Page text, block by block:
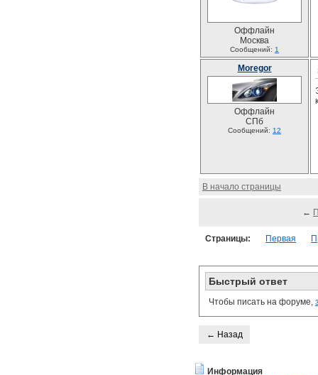
Оффлайн
Москва
Сообщений: 1
Moregor
Оффлайн
СПб
Сообщений: 12
В начало страницы
←
Страницы: Первая
Быстрый ответ
Чтобы писать на форуме,
← Назад
Информация